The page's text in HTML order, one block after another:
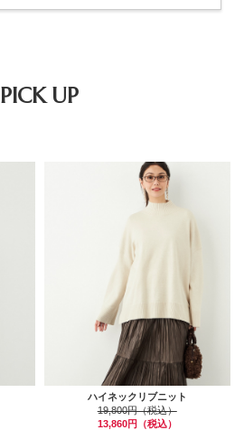
PICK UP
ハイネックリブニット
19,800円（税込）
13,860円（税込）